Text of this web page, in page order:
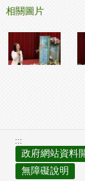
相關圖片
:::
政府網站資料
無障礙說明